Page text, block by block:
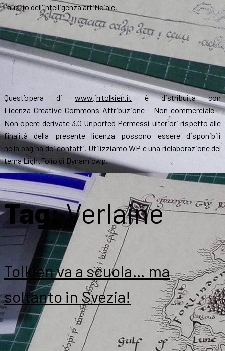
l'ausilio dell'intelligenza artificiale.
Quest’opera diwww.jrrtolkien.it è distribuita con
Licenza Creative Commons Attribuzione – Non commerciale –
Non opere derivate 3.0 Unported Permessi ulteriori rispetto alle
finalità della presente licenza possono essere disponibili
nella pagina dei contatti. Utilizziamo WP e una rielaborazione del
tema LightFolio di Dynamicwp.
Tag:Verlaine
Tolkien va a scuola… ma
soltanto in Svezia!